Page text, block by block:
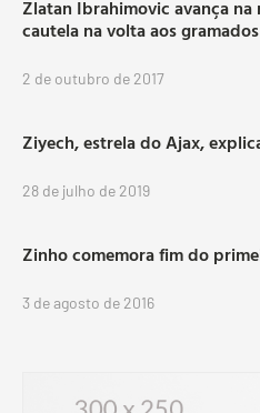
Zlatan Ibrahimovic avança
cautela na volta aos gramados
2 de outubro de 2017
Ziyech, estrela do Ajax,
28 de julho de 2019
Zinho comemora fim do
3 de agosto de 2016